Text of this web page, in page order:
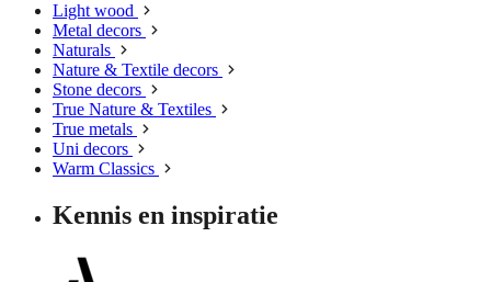
Light wood
Metal decors
Naturals
Nature & Textile decors
Stone decors
True Nature & Textiles
True metals
Uni decors
Warm Classics
Kennis en inspiratie